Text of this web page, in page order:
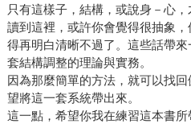
只有這樣子，結構，或說身－心，
讀到這裡，或許你會覺得很抽象
得再明白清晰不過了。這些話帶
套結構調整的理論與實務。
因為那麼簡單的方法，就可以找
望將這一套系統帶出來。
這一點，希望你我在練習這本書